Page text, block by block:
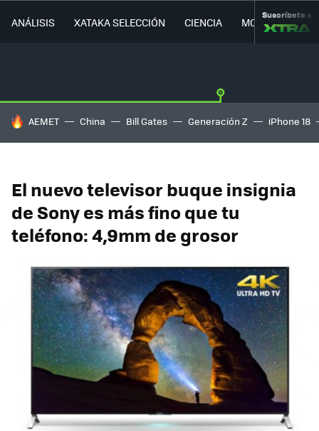
ANÁLISIS XATAKA SELECCIÓN CIENCIA MOVILIDAD
Suscríbete a
HOY SE HABLA DE
AEMET China Bill Gates Generación Z iPhone 18
El nuevo televisor buque insignia
de Sony es más fino que tu
teléfono: 4,9mm de grosor